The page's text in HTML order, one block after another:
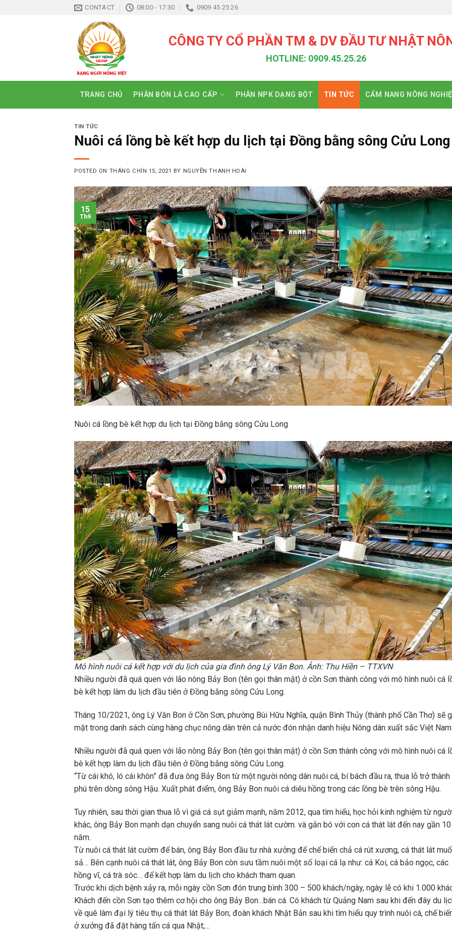
CONTACT 08:00 - 17:30 0909 45 25 26
CÔNG TY CỔ PHẦN TM & DV ĐẦU TƯ NHẬT
HOTLINE: 0909.45.25.26
TRANG CHỦ PHÂN BÓN LÁ CAO CẤP PHÂN NPK DẠNG BỘT TIN TỨC CẨM NANG NÔNG
TIN TỨC
Nuôi cá lồng bè kết hợp du lịch tại Đồng bằng sông Cửu Long
POSTED ON THÁNG CHÍN 15, 2021 BY NGUYỄN THANH HOÀI
15
Th9
Nuôi cá lồng bè kết hợp du lịch tại Đồng bằng sông Cửu Long
Mô hình nuôi cá kết hợp với du lịch của gia đình ông Lý Văn Bon. Ảnh: Thu Hiền – TTXVN
Nhiều người đã quá quen với lão nông Bảy Bon (tên gọi thân mật) ở cồn Sơn thành công với mô hình nuôi cá
bè kết hợp làm du lịch đầu tiên ở Đồng bằng sông Cửu Long.
Tháng 10/2021, ông Lý Văn Bon ở Cồn Sơn, phường Bùi Hữu Nghĩa, quận Bình Thủy (thành phố Cần Thơ) sẽ
mặt trong danh sách cùng hàng chục nông dân trên cả nước đón nhận danh hiệu Nông dân xuất sắc Việt
Nhiều người đã quá quen với lão nông Bảy Bon (tên gọi thân mật) ở cồn Sơn thành công với mô hình nuôi cá
bè kết hợp làm du lịch đầu tiên ở Đồng bằng sông Cửu Long.
“Từ cái khó, ló cái khôn” đã đưa ông Bảy Bon từ một người nông dân nuôi cá, bí bách đầu ra, thua lỗ trở
phú trên dòng sông Hậu. Xuất phát điểm, ông Bảy Bon nuôi cá diêu hồng trong các lồng bè trên sông Hậu.
Tuy nhiên, sau thời gian thua lỗ vì giá cá sụt giảm mạnh, năm 2012, qua tìm hiểu, học hỏi kinh nghiệm từ
khác, ông Bảy Bon mạnh dạn chuyển sang nuôi cá thát lát cườm. và gắn bó với con cá thát lát đến nay gần 10
năm.
Từ nuôi cá thát lát cườm để bán, ông Bảy Bon đầu tư nhà xưởng để chế biến chả cá rút xương, cá thát lát
sả… Bên cạnh nuôi cá thát lát, ông Bảy Bon còn sưu tầm nuôi một số loại cá lạ như: cá Koi, cá bảo ngọc, các
hồng vĩ, cá trà sóc… để kết hợp làm du lịch cho khách tham quan.
Trước khi dịch bệnh xảy ra, mỗi ngày cồn Sơn đón trung bình 300 – 500 khách/ngày, ngày lễ có khi 1.000
Khách đến cồn Sơn tạo thêm cơ hội cho ông Bảy Bon…bán cá. Có khách từ Quảng Nam sau khi đến đây du
về quê làm đại lý tiêu thụ cá thát lát Bảy Bon; đoàn khách Nhật Bản sau khi tìm hiểu quy trình nuôi cá, chế
ở xưởng đã đặt hàng tấn cá qua Nhật;…